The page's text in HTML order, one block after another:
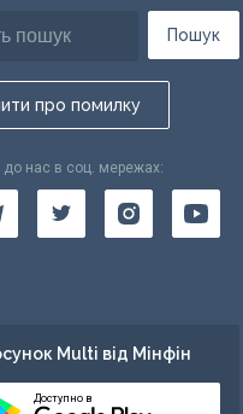
Пошук
про помилку
до нас в соц. мережах:
Multi від Мінфін
Доступно в